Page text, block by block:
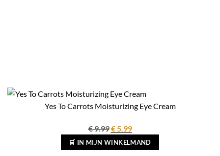
Yes To Carrots Moisturizing Eye Cream
€9.99Oorspronkelijke
prijs
was:
€5.99Huidige
prijs
is:
🛒 IN MIJN WINKELMAND